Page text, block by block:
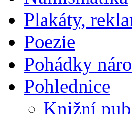
Plakáty,
Poezie
Pohádky
Pohlednice
Knižní